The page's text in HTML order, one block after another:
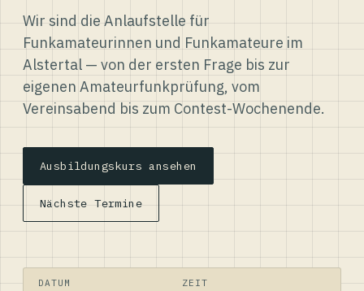
Wir sind die Anlaufstelle für
Funkamateurinnen und Funkamateure im
Alstertal — von der ersten Frage bis zur
eigenen Amateurfunkprüfung, vom
Vereinsabend bis zum Contest-Wochenende.
Ausbildungskurs ansehen
Nächste Termine
DATUM
ZEIT